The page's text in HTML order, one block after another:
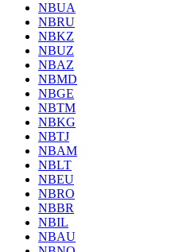
NBUA
NBRU
NBKZ
NBUZ
NBAZ
NBMD
NBGE
NBTM
NBKG
NBTJ
NBAM
NBLT
NBEU
NBRO
NBBR
NBIL
NBAU